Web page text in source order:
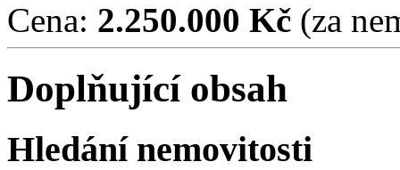
Cena: 2.250.000 Kč (za
Doplňující obsah
Hledání nemovitosti